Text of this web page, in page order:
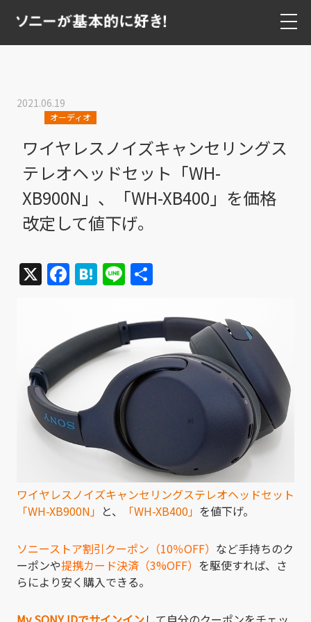
2021.06.19
オーディオ
ワイヤレスノイズキャンセリングス
テレオヘッドセット「WH-
XB900N」、「WH-XB400」を価格
改定して値下げ。
X Facebook
Hatena
Line
ワイヤレスノイズキャンセリングステレオヘッドセット
「WH-XB900N」 と、 「WH-XB400」 を値下げ。
ソニーストア割引クーポン（10％OFF） など手持ちのク
ーポンや提携カード決済（3%OFF） を駆使すれば、さ
らにより安く購入できる。